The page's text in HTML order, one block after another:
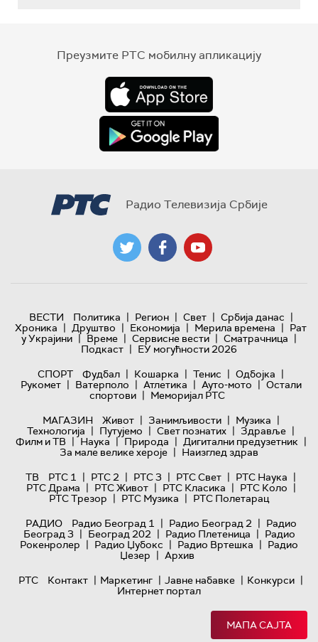
Преузмите РТС мобилну апликацију
Радио Телевизија Србије
ВЕСТИ Политика | Регион | Свет | Србија данас |
Хроника | Друштво | Економија | Мерила времена | Рат
у Украјини | Време | Сервисне вести | Сматрачница |
Подкаст | ЕУ могућности 2026
СПОРТ
Фудбал | Кошарка | Тенис | Одбојка |
Рукомет | Ватерполо | Атлетика | Ауто-мото | Остали
спортови | Меморијал РТС
МАГАЗИН
Живот | Занимљивости | Музика |
Технологијa | Путујемо | Свет познатих | Здравље |
Филм и ТВ | Наука | Природа | Дигитални предузетник |
За мале велике хероје | Наизглед здрав
ТВ
РТС 1 | РТС 2 | РТС 3 | РТС Свет | РТС Наука |
РТС Драма | РТС Живот | РТС Класика | РТС Коло |
РТС Трезор | РТС Музика | РТС Полетарац
РАДИО
Радио Београд 1 | Радио Београд 2 | Радио
Београд 3 | Београд 202 | Радио Плетеница | Радио
Рокенролер | Радио Џубокс | Радио Вртешка | Радио
Џезер | Архив
РТС
Контакт | Маркетинг | Јавне набавке | Конкурси |
Интернет портал
МАПА САЈТА